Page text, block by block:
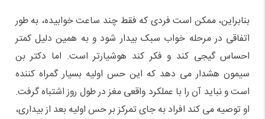
بنابراین، ممکن است فردی که فقط چند ساعت خوابیده، به طور
اتفاقی در مرحله خواب سبک بیدار شود و به همین دلیل کمتر
احساس گیجی کند و فکر کند هوشیارتر است. اما دکتر بن
سیمون هشدار می دهد که این حس اولیه بسیار گمراه کننده
است و نباید آن را با عملکرد واقعی مغز در طول روز اشتباه گرفت.
او توصیه می کند افراد به جای تمرکز بر حس اولیه بعد از بیداری،